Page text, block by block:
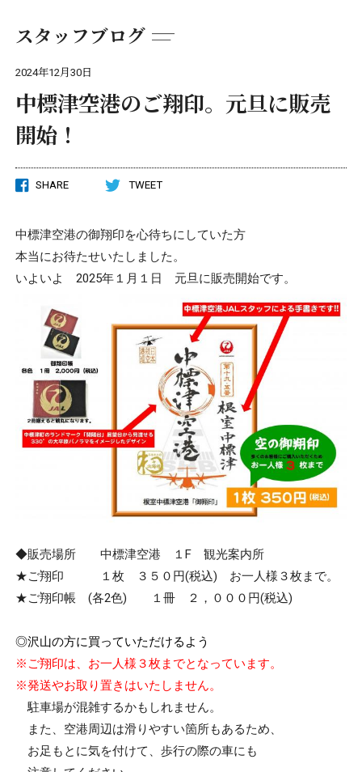
スタッフブログ
2024年12月30日
中標津空港のご翔印。元旦に販売
開始！
SHARE TWEET
中標津空港の御翔印を心待ちにしていた方
本当にお待たせいたしました。
いよいよ 2025年１月１日 元旦に販売開始です。
◆販売場所 中標津空港 １F 観光案内所
★ご翔印 １枚 ３５０円(税込) お一人様３枚まで。
★ご翔印帳 (各2色) １冊 ２，０００円(税込)
◎沢山の方に買っていただけるよう
※ご翔印は、お一人様３枚までとなっています。
※発送やお取り置きはいたしません。
・駐車場が混雑するかもしれません。
また、空港周辺は滑りやすい箇所もあるため、
お足もとに気を付けて、歩行の際の車にも